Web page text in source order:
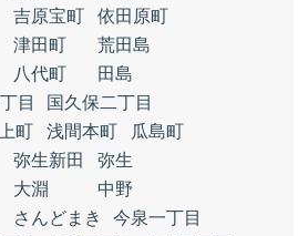
吉原宝町
依田原町
津田町
荒田島
八代町
田島
目
国久保二丁目
町 浅間本町
瓜島町
弥生新田
弥生
大淵
中野
さんどまき
今泉一丁目